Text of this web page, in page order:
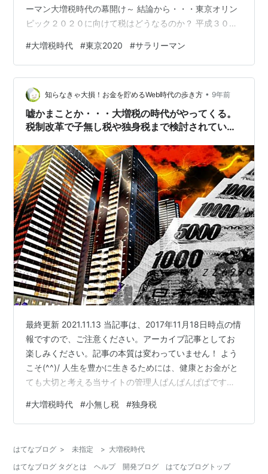
ーマン大増税時代の幕開け～ 結論から・・・東京オリン
ピック２０２０に向けて税はどうなるのか？ 平成３０年
金生活者 寡婦控除 全体 具体的なサラリーマンの人の増
税額は？ 控除とは・・・ 年収１０３万の壁の意味 地方
税との兼ね合い(住民税について) 平成３０年度地方税制
改正(案)について 年収１３０万円で社会保険料が襲って
くる 働き方を考える 個人の増…
#大増税時代 #東京2020 #サラリーマン
知らなきゃ大損！お金を貯めるWeb時代の歩き方 • 9年前
嘘かまことか・・・大増税の時代がやってくる。
税制改革で子無し税や独身税まで検討されている
最終更新 2021.11.13 当記事は、2017年11月18日時点の情
報ですので、ご注意ください。アーカイブ記事としてお
楽しみください。記事の本質は変わっていません！ よう
こそ(^^)/ 人生を豊かに生きるためには、健康とお金がと
ても大切と考える当サイトの管理人ぱんぱんぱぱです。
は2019年の夏の参議院選挙までありません。 国政選挙が
ない年は、増税する絶好のチャンスです。（by財務省）
想像もつかないほどの借金漬けとなっているからです。
早速に、来年度からの大増税が検討され始めま…
#大増税時代 #小無し税 #独身税
はてなブログ > 未指定 > 大増税時代
はてなブログ タグとは
ヘルプ 開発ブログ はてなブログトップ